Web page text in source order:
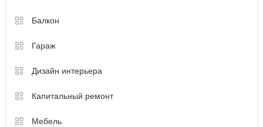
Балкон
Гараж
Дизайн интерьера
Капитальный ремонт
Мебель